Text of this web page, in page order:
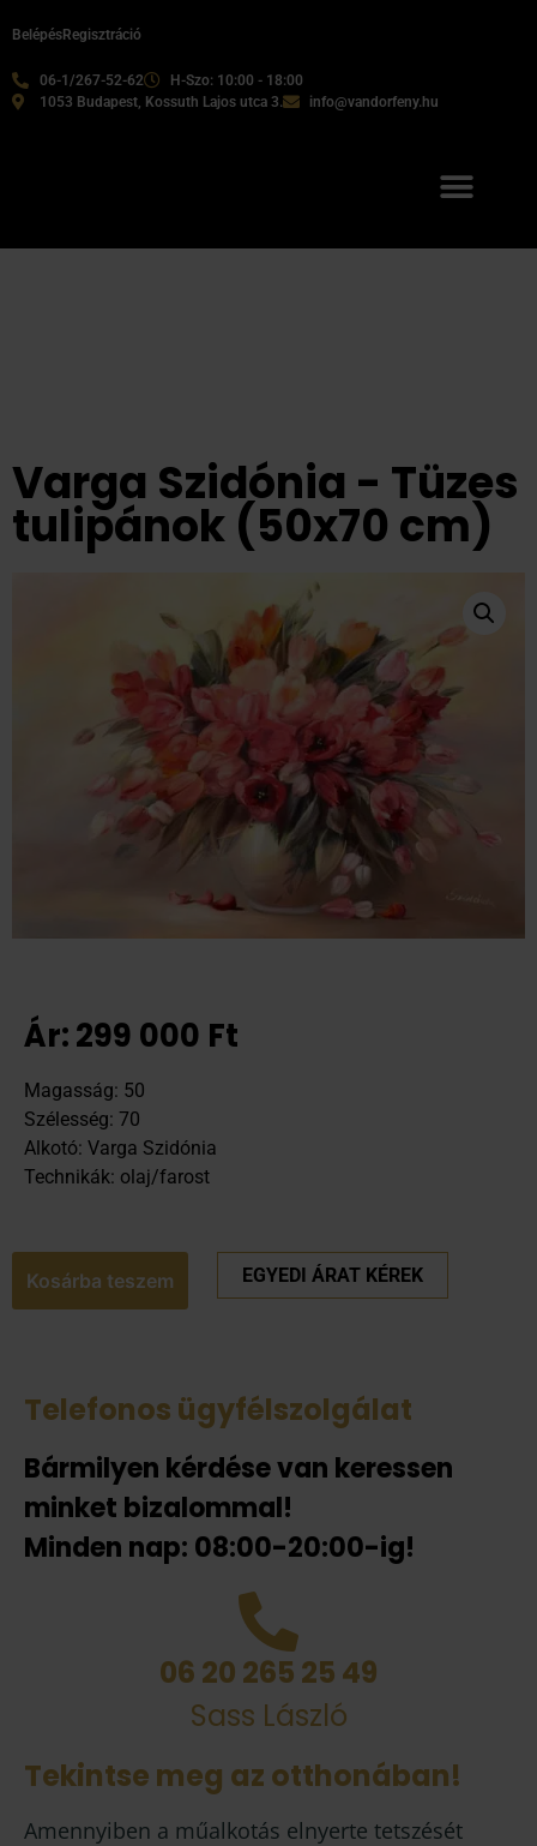
06-1/267-52-62
H-Szo: 10:00 - 18:00
1053 Budapest, Kossuth Lajos utca 3.
info@vandorfeny.hu
BelépésRegisztráció
Varga Szidónia - Tüzes
tulipánok (50x70 cm)
Ár:299 000 Ft
Magasság: 50
Szélesség: 70
Alkotó: Varga Szidónia
Technikák: olaj/farost
Kosárba teszem EGYEDI ÁRAT KÉREK
Telefonos ügyfélszolgálat
Bármilyen kérdése van keressen
minket bizalommal!
Minden nap: 08:00-20:00-ig!
06 20 265 25 49
Sass László
Tekintse meg az otthonában!
Amennyiben a műalkotás elnyerte tetszését